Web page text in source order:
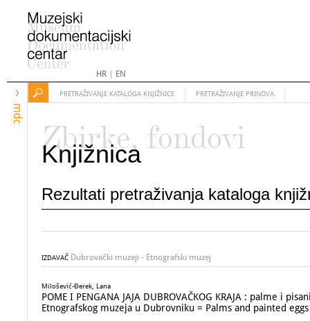
HR| EN
mdc
PRETRAŽIVANJE KATALOGA KNJIŽNICE PRETRAŽIVANJE PRINOVA
Zbirke, fondovi
Knjižnica
Rezultati pretraživanja kataloga
IZDAVAČ Dubrovački muzeji - Etnografski muzej
Milošević-Đerek, Lana
POME I PENGANA JAJA DUBROVAČKOG KRAJA : palme i
Etnografskog muzeja u Dubrovniku = Palms and painted